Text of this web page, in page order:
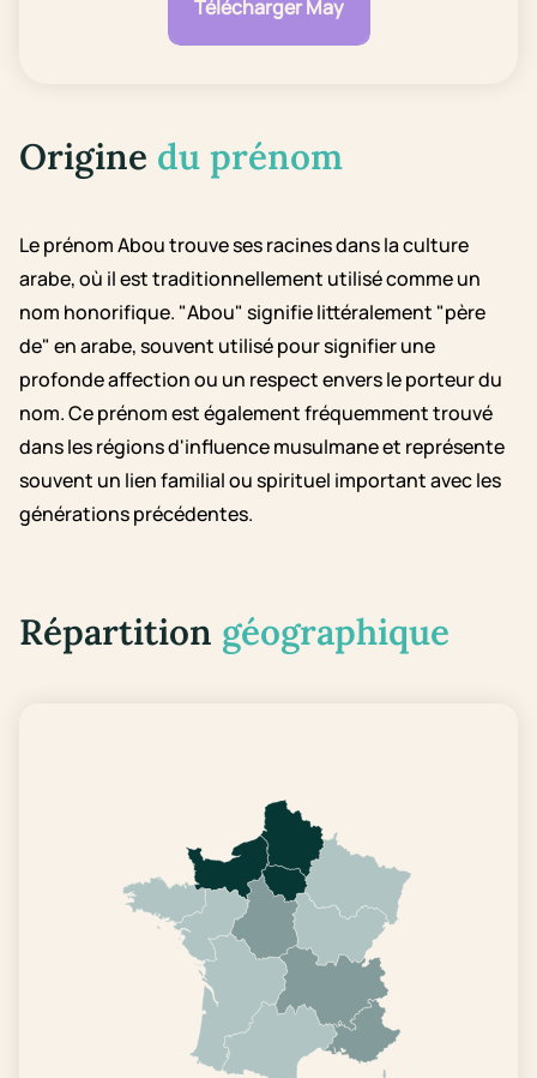
Télécharger May
Origine du prénom
Le prénom Abou trouve ses racines dans la culture
arabe, où il est traditionnellement utilisé comme un
nom honorifique. "Abou" signifie littéralement "père
de" en arabe, souvent utilisé pour signifier une
profonde affection ou un respect envers le porteur du
nom. Ce prénom est également fréquemment trouvé
dans les régions d'influence musulmane et représente
souvent un lien familial ou spirituel important avec les
générations précédentes.
Répartition géographique